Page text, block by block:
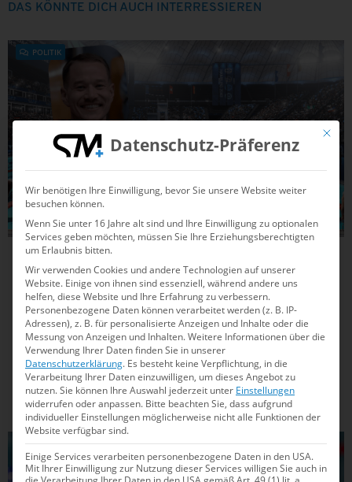
DAS KÖNNTE DICH AUCH INTERRESSIEREN
POLITIK
Warum Jacob Heidtmann neuerdings für
Olympia in Hamburg arbeitet
Welche deutsche Stadt wird Olympia ausrichten? Ex-
Schwimmer Jacob Heidtmann kämpft neuerdings im
Hauptberuf für Hamburgs Bewerbung und bringt
olympisches Feuer in die Hansestadt. Wie er den Traum von
Spielen in Deutschland mit Leben füllt – und warum das
Projekt weit...
SCHWIMMEN
Mit
Datenschutz-Präferenz
Wir benötigen Ihre Einwilligung, bevor Sie unsere Website weiter
besuchen können.
Wenn Sie unter 16 Jahre alt sind und Ihre Einwilligung zu optionalen
Services geben möchten, müssen Sie Ihre Erziehungsberechtigten
um Erlaubnis bitten.
Wir verwenden Cookies und andere Technologien auf unserer
Website. Einige von ihnen sind essenziell, während andere uns
helfen, diese Website und Ihre Erfahrung zu verbessern.
Personenbezogene Daten können verarbeitet werden (z. B. IP-
Adressen), z. B. für personalisierte Anzeigen und Inhalte oder die
Messung von Anzeigen und Inhalten.Weitere Informationen über die
Verwendung Ihrer Daten finden Sie in unserer
Datenschutzerklärung. Es besteht keine Verpflichtung, in die
Verarbeitung Ihrer Daten einzuwilligen, um dieses Angebot zu
nutzen.Sie können Ihre Auswahl jederzeit unter Einstellungen
widerrufen oder anpassen. Bitte beachten Sie, dass aufgrund
individueller Einstellungen möglicherweise nicht alle Funktionen der
Website verfügbar sind.
Einige Services verarbeiten personenbezogene Daten in den USA.
Mit Ihrer Einwilligung zur Nutzung dieser Services willigen Sie auch in